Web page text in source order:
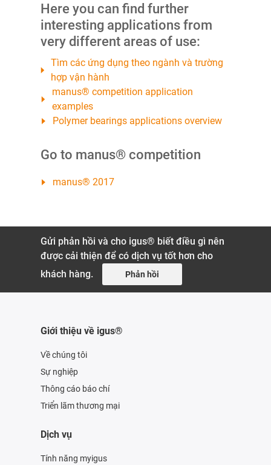
Here you can find further
interesting applications from
very different areas of use:
Tìm các ứng dụng theo ngành và trường
hợp vận hành
manus® competition application
examples
Polymer bearings applications overview
Go to manus® competition
manus® 2017
Gửi phản hồi và cho igus® biết điều gì nên
được cải thiện để có dịch vụ tốt hơn cho
khách hàng.
Phản hồi
Giới thiệu về igus®
Về chúng tôi
Sự nghiệp
Thông cáo báo chí
Triển lãm thương mại
Dịch vụ
Tính năng myigus